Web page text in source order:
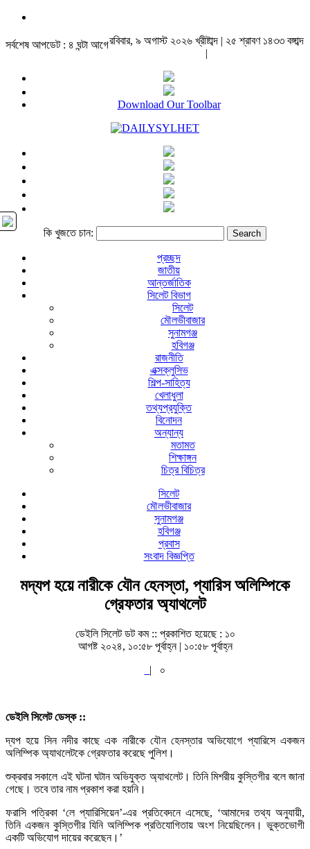
সর্বশেষ আপডেট : ৪ ঘন্টা আগেরবিবার, ৯ অগাস্ট ২০২৬ খ্রীষ্টাব্দ | ২৫ শ্রাবণ ১৪৩৩ বঙ্গাব্দ
|
Download Our Toolbar
কি খুজতে চান:
প্রচ্ছদ
জাতীয়
আন্তর্জাতিক
সিলেট বিভাগ
সিলেট
মৌলভীবাজার
সুনামগঞ্জ
হবিগঞ্জ
রাজনীতি
এক্সক্লুসিভ
শিল্প-সাহিত্য
খেলাধুলা
তথ্যপ্রযুক্তি
বিনোদন
অন্যান্য
মতামত
শিক্ষাঙ্গন
চিত্র বিচিত্র
সিলেট
মৌলভীবাজার
সুনামগঞ্জ
হবিগঞ্জ
প্রবাস
সংবাদ বিজ্ঞপ্তি
মদ্যপ হয়ে নারীকে যৌন হেনস্তা, প্যারিস অলিম্পিকে
গ্রেফতার অ্যাথলেট
ডেইলি সিলেট ডট কম :: প্রকাশিত হয়েছে : ১০
আগষ্ট ২০২৪, ১০:৫৮ পূর্বাহ্ন | ১০:৫৮ পূর্বাহ্ন
|
০
ডেইলি সিলেট ডেস্ক ::
দ্যপ হয়ে সিন নদীর কাছে এক নারীকে যৌন হেনস্তার অভিযোগে প্যারিসে একজন
অলিম্পিক অ্যাথলেটকে গ্রেফতার করেছে পুলিশ।
শুক্রবার সকালে এই ঘটনা ঘটান অভিযুক্ত অ্যাথলেট। তিনি মিশরীয় কুস্তিগীর বলে জানা
গেছে। তবে তার নাম প্রকাশ করা হয়নি।
ফরাসি পত্রিকা ‘লে প্যারিসিয়েন’-এর প্রতিবেদনে এসেছে, ‘আমাদের তথ্য অনুযায়ী,
তিনি একজন কুস্তিগীর যিনি অলিম্পিক প্রতিযোগিতায় অংশ নিয়েছিলেন। ভুক্তভোগী
একটি অভিযোগ দায়ের করেছেন।’